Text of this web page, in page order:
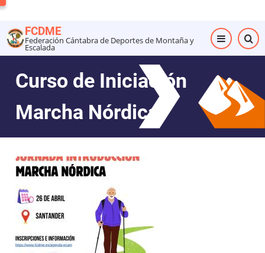
al
contenido
principal
FCDME
Federación Cántabra de Deportes de Montaña y
Escalada
Curso de Iniciación
Marcha Nórdica